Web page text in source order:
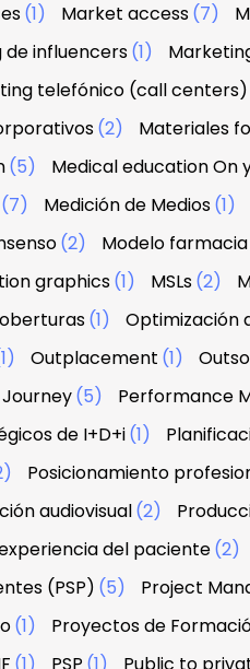
(1) Market access(7)
de influencers(1)
telefónico (call centers)
(2) Materiales
(5) Medical education On
(7) Medición de Medios(1)
(2) Modelo
graphics(1) MSLs(2)
(1) Optimización
Outplacement (1)
(5) Performance
de I+D+i(1)
Posicionamiento
audiovisual(2)
del paciente(2)
(PSP) (5) Project
(1) Proyectos de